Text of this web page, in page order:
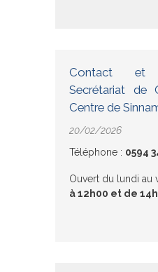
Contact et
Secrétariat de
Centre de
20/02/2026
Téléphone : 0594
Ouvert du lundi au
à 12h00 et de